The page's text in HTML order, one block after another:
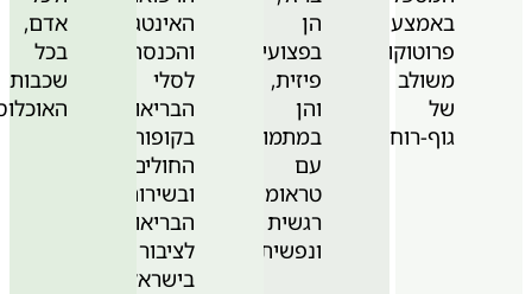
באמצעות
פרוטוקול
משולב
גוף-רוח-נפש
בפצועים
במתמודדים
טראומה
רגשית
ונפשית.
האינטגרטיבית,
והכנסתם
הבריאות
בקופות
החולים
ובשירותי
הבריאות
לציבור
בישראל
שכבות
האוכלוסייה